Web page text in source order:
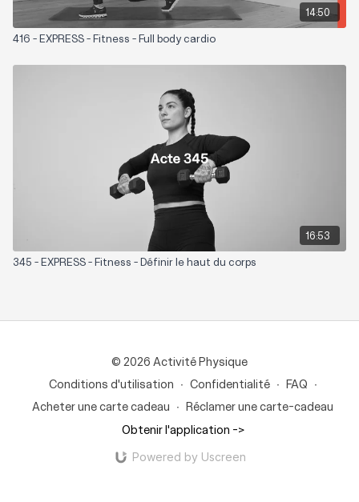
14:50
416 - EXPRESS - Fitness - Full body cardio
16:53
345 - EXPRESS - Fitness - Définir le haut du corps
© 2026 Activité Physique
Conditions d'utilisation ∙ Confidentialité ∙ FAQ ∙
Acheter une carte cadeau ∙ Réclamer une carte-cadeau
Obtenir l'application ->
Powered by Uscreen